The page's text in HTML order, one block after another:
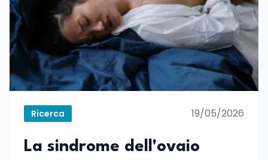
Ricerca 19/05/2026
La sindrome dell'ovaio